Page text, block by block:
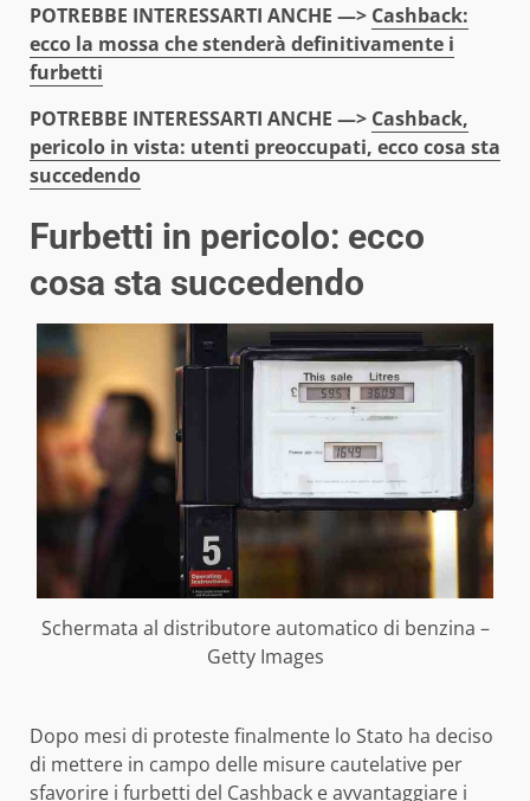
POTREBBE INTERESSARTI ANCHE —> Cashback:
ecco la mossa che stenderà definitivamente i
furbetti
POTREBBE INTERESSARTI ANCHE —> Cashback,
pericolo in vista: utenti preoccupati, ecco cosa sta
succedendo
Furbetti in pericolo: ecco
cosa sta succedendo
Schermata al distributore automatico di benzina –
Getty Images
Dopo mesi di proteste finalmente lo Stato ha deciso
di mettere in campo delle misure cautelative per
sfavorire i furbetti del Cashback e avvantaggiare i